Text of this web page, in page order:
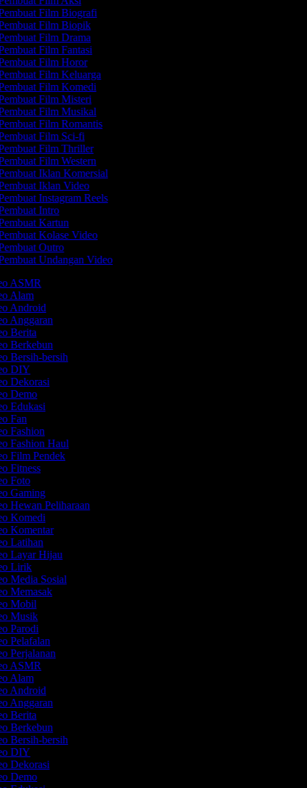
Film Biografi
Film Biopik
Film Drama
Film Fantasi
Film Horor
Film Keluarga
Film Komedi
Film Misteri
Film Musikal
Film Romantis
Film Sci-fi
Film Thriller
Film Western
Iklan Komersial
Iklan Video
Instagram Reels
Intro
Kartun
Kolase Video
Outro
Undangan Video
ASMR
Alam
Android
Anggaran
Berita
Berkebun
Bersih-bersih
DIY
Dekorasi
Demo
Edukasi
Fan
Fashion
Fashion Haul
Film Pendek
Fitness
Foto
Gaming
Hewan Peliharaan
Komedi
Komentar
Latihan
Layar Hijau
Lirik
Media Sosial
Memasak
Mobil
Musik
Parodi
Pelafalan
Perjalanan
ASMR
Alam
Android
Anggaran
Berita
Berkebun
Bersih-bersih
DIY
Dekorasi
Demo